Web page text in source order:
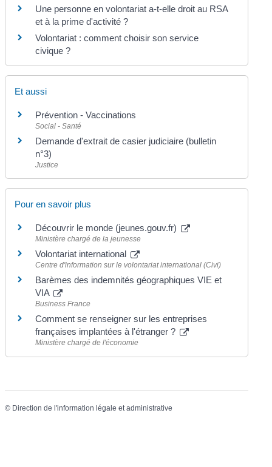
Une personne en volontariat a-t-elle droit au RSA
et à la prime d'activité ?
Volontariat : comment choisir son service
civique ?
Et aussi
Prévention - Vaccinations
Social - Santé
Demande d'extrait de casier judiciaire (bulletin
n°3)
Justice
Pour en savoir plus
Découvrir le monde (jeunes.gouv.fr)
Ministère chargé de la jeunesse
Volontariat international
Centre d'information sur le volontariat international (Civi)
Barèmes des indemnités géographiques VIE et
VIA
Business France
Comment se renseigner sur les entreprises
françaises implantées à l'étranger ?
Ministère chargé de l'économie
© Direction de l'information légale et administrative